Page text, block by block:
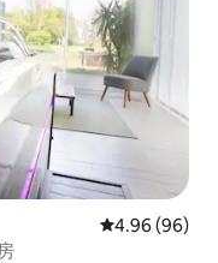
平均评分 4.96
4.96 (96)